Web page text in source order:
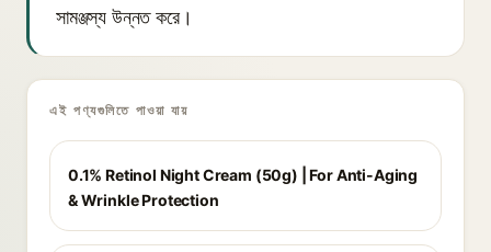
সামঞ্জস্য উন্নত করে।
এই পণ্যগুলিতে পাওয়া যায়
0.1% Retinol Night Cream (50g) | For Anti-Aging
& Wrinkle Protection